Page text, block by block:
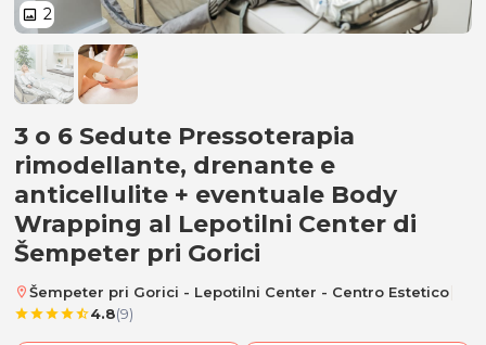
image 2
A) 3 Sedute Pressoterapia
3 o 6 Sedute Pressoterapia
rimodellante, drenante e
anticellulite + eventuale Body
Wrapping al Lepotilni Center di
Šempeter pri Gorici
location_on Šempeter pri Gorici - Lepotilni Center - Centro Estetico
starstarstarstarstar_half4.8(9)